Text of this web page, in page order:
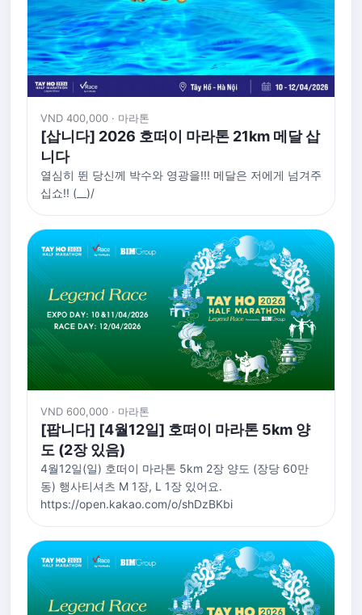
VND 400,000 · 마라톤
[삽니다] 2026 호떠이 마라톤 21km 메달 삽
니다
열심히 뛴 당신께 박수와 영광을!!! 메달은 저에게 넘겨주
십쇼!! (__)/
VND 600,000 · 마라톤
[팝니다] [4월12일] 호떠이 마라톤 5km 양
도 (2장 있음)
4월12일(일) 호떠이 마라톤 5km 2장 양도 (장당 60만
동) 행사티셔츠 M 1장, L 1장 있어요.
https://open.kakao.com/o/shDzBKbi